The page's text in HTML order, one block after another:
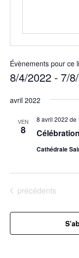
Évènements pour ce
8/4/2022 - 7/
une
avril 2022
VEN
8
8 avril 2022 de
Cathédrale
Évènements
précédents